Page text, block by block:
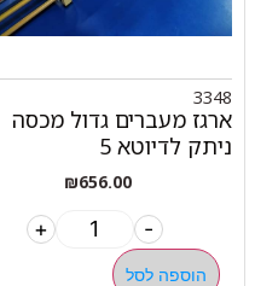
3348
ארגז מעברים גדול מכסה
ניתק לדיוטא 5
₪656.00
-
+
הוספה לסל